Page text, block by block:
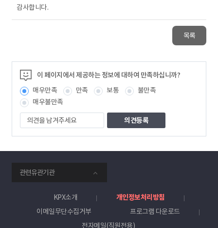
감사합니다.
목록
이 페이지에서 제공하는 정보에 대하여 만족하십니까?
매우만족
만족 보통
불만족
매우불만족
의
견
을
겨
주
세
요
관련유관기관
KPX소개
개인정보처리방침
이메일무단수집거부
프로그램 다운로드
전자메일(직원전용)